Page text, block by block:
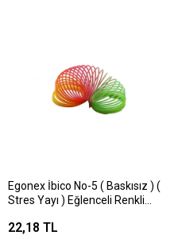
Egonex İbico No-5 ( Baskısız ) (
Stres Yayı ) Eğlenceli Renkli
22,18 TL